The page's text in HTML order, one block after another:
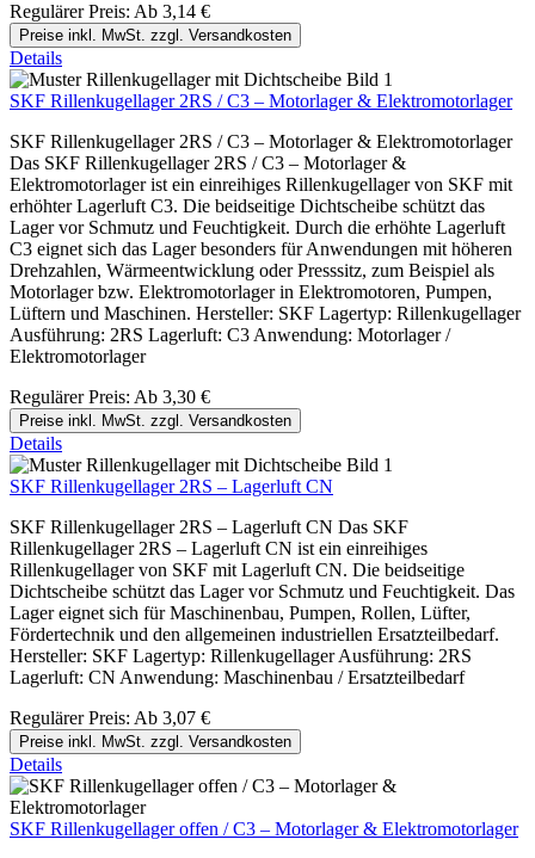
Regulärer Preis: Ab 3,14 €
Preise inkl. MwSt. zzgl. Versandkosten
Details
SKF Rillenkugellager 2RS / C3 – Motorlager & Elektromotorlager
SKF Rillenkugellager 2RS / C3 – Motorlager & Elektromotorlager
Das SKF Rillenkugellager 2RS / C3 – Motorlager &
Elektromotorlager ist ein einreihiges Rillenkugellager von SKF mit
erhöhter Lagerluft C3. Die beidseitige Dichtscheibe schützt das
Lager vor Schmutz und Feuchtigkeit. Durch die erhöhte Lagerluft
C3 eignet sich das Lager besonders für Anwendungen mit höheren
Drehzahlen, Wärmeentwicklung oder Presssitz, zum Beispiel als
Motorlager bzw. Elektromotorlager in Elektromotoren, Pumpen,
Lüftern und Maschinen. Hersteller: SKF Lagertyp: Rillenkugellager
Ausführung: 2RS Lagerluft: C3 Anwendung: Motorlager /
Elektromotorlager
Regulärer Preis: Ab 3,30 €
Preise inkl. MwSt. zzgl. Versandkosten
Details
SKF Rillenkugellager 2RS – Lagerluft CN
SKF Rillenkugellager 2RS – Lagerluft CN Das SKF
Rillenkugellager 2RS – Lagerluft CN ist ein einreihiges
Rillenkugellager von SKF mit Lagerluft CN. Die beidseitige
Dichtscheibe schützt das Lager vor Schmutz und Feuchtigkeit. Das
Lager eignet sich für Maschinenbau, Pumpen, Rollen, Lüfter,
Fördertechnik und den allgemeinen industriellen Ersatzteilbedarf.
Hersteller: SKF Lagertyp: Rillenkugellager Ausführung: 2RS
Lagerluft: CN Anwendung: Maschinenbau / Ersatzteilbedarf
Regulärer Preis: Ab 3,07 €
Preise inkl. MwSt. zzgl. Versandkosten
Details
SKF Rillenkugellager offen / C3 – Motorlager & Elektromotorlager